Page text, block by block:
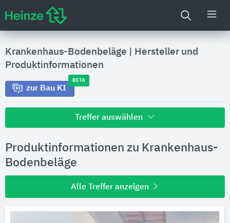
Krankenhaus-Bodenbeläge
Hersteller und
Produktinformationen
zur Bau KI
BETA
Treffer auswählen
Hersteller
Produktinformationen
Produktinformationen zu Krankenhaus-
Bodenbeläge
Alle Treffer anzeigen